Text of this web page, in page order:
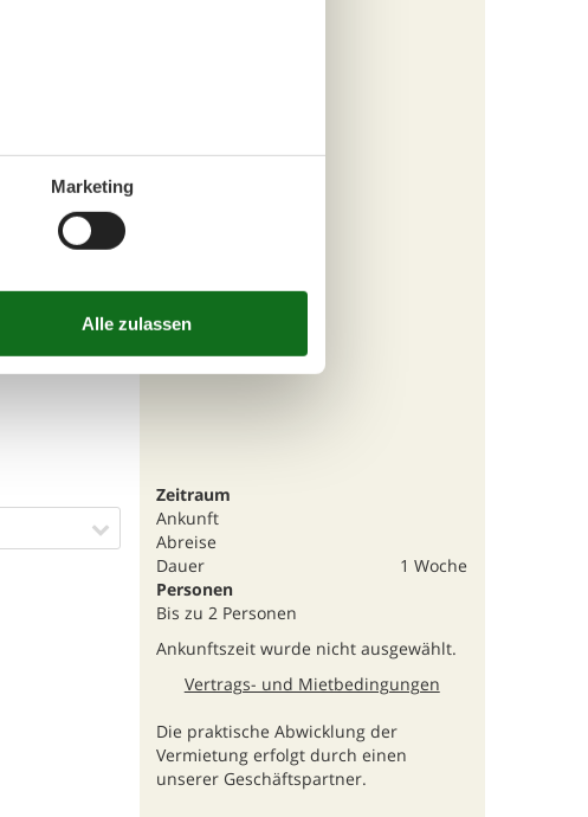
maj 2021
5
5
ausgestattet
Zeitraum
Ankunft
Abreise
Dauer
1 Woche
Personen
Bis zu 2 Personen
Ankunftszeit wurde nicht ausgewählt.
Vertrags- und Mietbedingungen
Die praktische Abwicklung der
Vermietung erfolgt durch einen
unserer Geschäftspartner.
Marketing